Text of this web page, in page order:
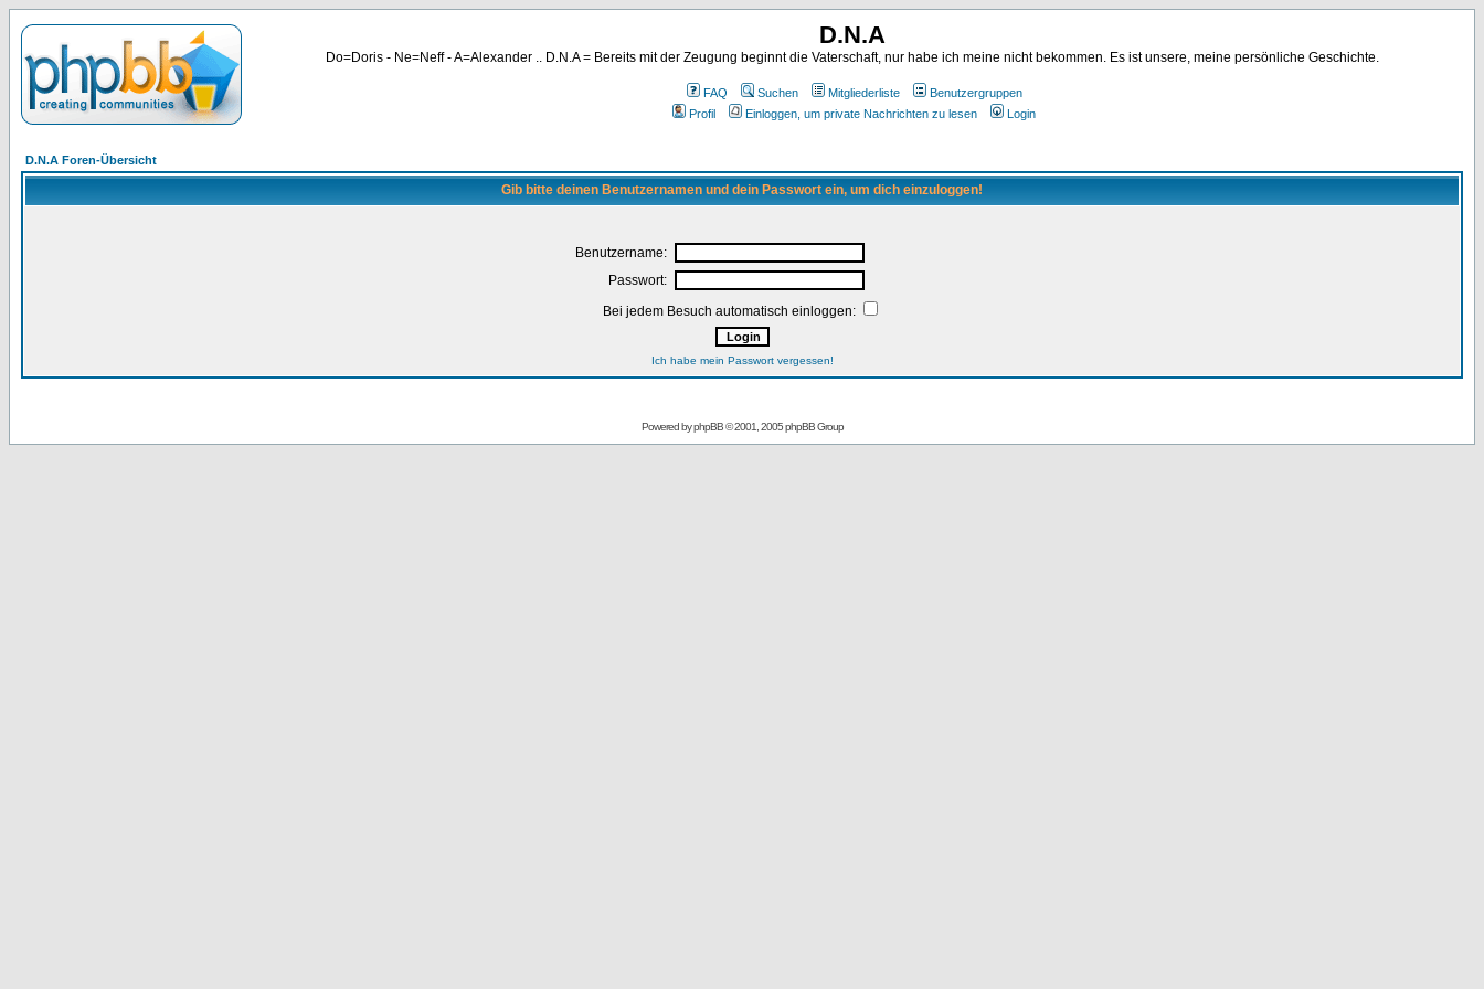
D.N.A
Do=Doris - Ne=Neff - A=Alexander .. D.N.A = Bereits mit der Zeugung beginnt die Vaterschaft, nur habe ich meine nicht bekommen. Es ist unsere, meine persönliche Geschichte.
FAQ Suchen Mitgliederliste
Benutzergruppen
Profil
Einloggen, um private Nachrichten zu lesen Login
D.N.A Foren-Übersicht
Gib bitte deinen Benutzernamen und dein Passwort ein, um dich einzuloggen!
Benutzername:
Passwort:
Bei jedem Besuch automatisch einloggen:
Ich habe mein Passwort vergessen!
Powered byphpBB© 2001, 2005 phpBB Group